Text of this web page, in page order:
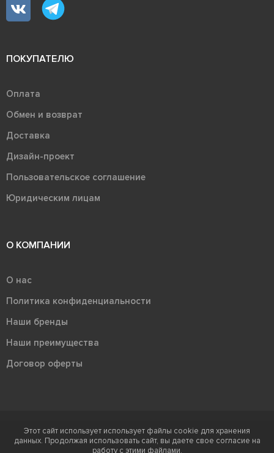
ПОКУПАТЕЛЮ
Оплата
Обмен и возврат
Доставка
Дизайн-проект
Пользовательское соглашение
Юридическим лицам
О КОМПАНИИ
О нас
Политика конфиденциальности
Наши бренды
Наши преимущества
Договор оферты
Терра - территория керамики 2026
Ⓒ Правообладателем товарного знака "Терра" является ООО "Атлас-
Этот сайт использует использует файлы cookie для хранения
данных. Продолжая использовать сайт, вы даете свое согласие на
работу с этими файлами.